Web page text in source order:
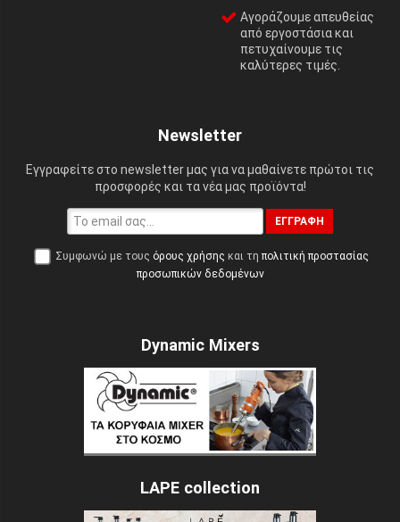
Αγοράζουμε απευθείας
από εργοστάσια και
πετυχαίνουμε τις
καλύτερες τιμές.
Newsletter
Εγγραφείτε στο newsletter μας για να μαθαίνετε πρώτοι τις
προσφορές και τα νέα μας προϊόντα!
ΕΓΓΡΑΦΉ
Συμφωνώ με τους όρους χρήσης και τη πολιτική προστασίας
προσωπικών δεδομένων
Dynamic Mixers
LAPE collection